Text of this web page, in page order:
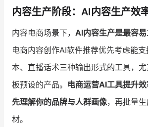
内容生产阶段：AI内容生产效
内容电商场景下， AI内容生产是最容
电商内容创作AI软件推荐优先考虑能
本、直播话术三种输出形式的工具，
板预设的产品。 电商运营AI工具提升
先理解你的品牌与人群画像，再批量
材。